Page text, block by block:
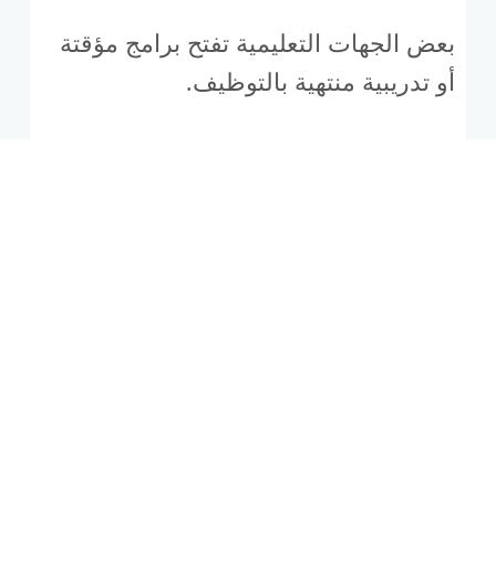
بعض الجهات التعليمية تفتح برامج مؤقتة
أو تدريبية منتهية بالتوظيف.